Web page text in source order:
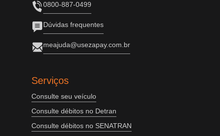
0800-887-0499
Dúvidas frequentes
meajuda@usezapay.com.br
Serviços
Consulte seu veículo
Consulte débitos no Detran
Consulte débitos no SENATRAN